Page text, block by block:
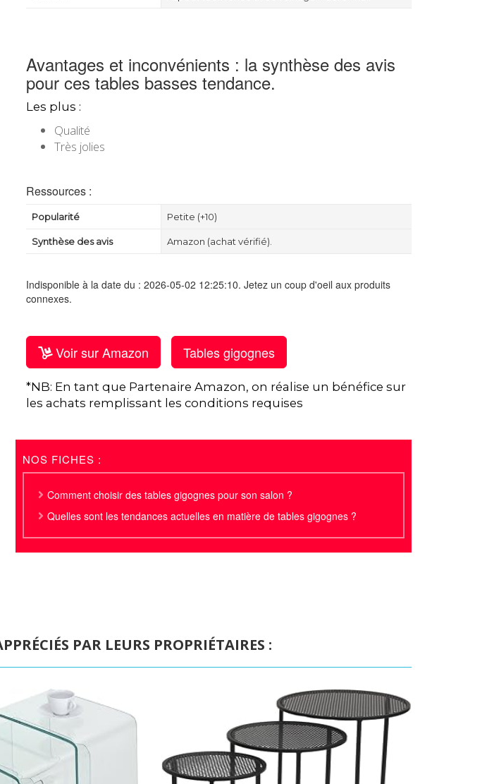
Avantages et inconvénients : la synthèse des avis
pour ces tables basses tendance.
Les plus :
Qualité
Très jolies
Ressources :
Popularité Petite (+10)
Synthèse des avis Amazon (achat vérifié).
Indisponible à la date du : 2026-05-02 12:25:10. Jetez un coup d'oeil aux produits
connexes.
Voir sur Amazon Tables gigognes
*NB: En tant que Partenaire Amazon, on réalise un bénéfice sur
les achats remplissant les conditions requises
NOS FICHES :
Comment choisir des tables gigognes pour son salon ?
Quelles sont les tendances actuelles en matière de tables gigognes ?
PAR LEURS PROPRIÉTAIRES :